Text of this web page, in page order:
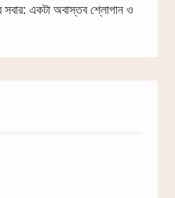
সবার: একটা অবাস্তব শ্লোগান ও